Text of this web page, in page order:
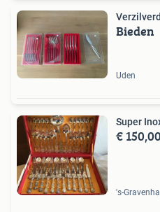
Bieden
Uden
Super
€ 150,00
's-